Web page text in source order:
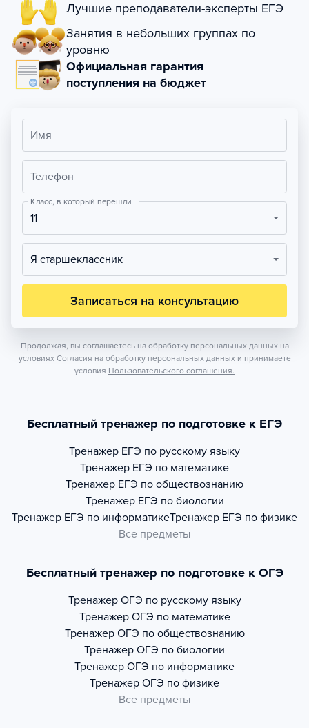
Лучшие преподаватели-эксперты ЕГЭ
Занятия в небольших группах по
уровню
Официальная гарантия
поступления на бюджет
Имя
Телефон
Класс, в который перешли
11
Я старшеклассник
Записаться на консультацию
Продолжая, вы соглашаетесь на обработку персональных данных на
условиях Согласия на обработку персональных данных и принимаете
условия Пользовательского соглашения.
Бесплатный тренажер по подготовке к ЕГЭ
Тренажер ЕГЭ по русскому языку
Тренажер ЕГЭ по математике
Тренажер ЕГЭ по обществознанию
Тренажер ЕГЭ по биологии
Тренажер ЕГЭ по информатикеТренажер ЕГЭ по физике
Все предметы
Бесплатный тренажер по подготовке к ОГЭ
Тренажер ОГЭ по русскому языку
Тренажер ОГЭ по математике
Тренажер ОГЭ по обществознанию
Тренажер ОГЭ по биологии
Тренажер ОГЭ по информатике
Тренажер ОГЭ по физике
Все предметы